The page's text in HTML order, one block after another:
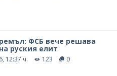
ФСБ вече решава
руския елит
12:37 ч. 123 0